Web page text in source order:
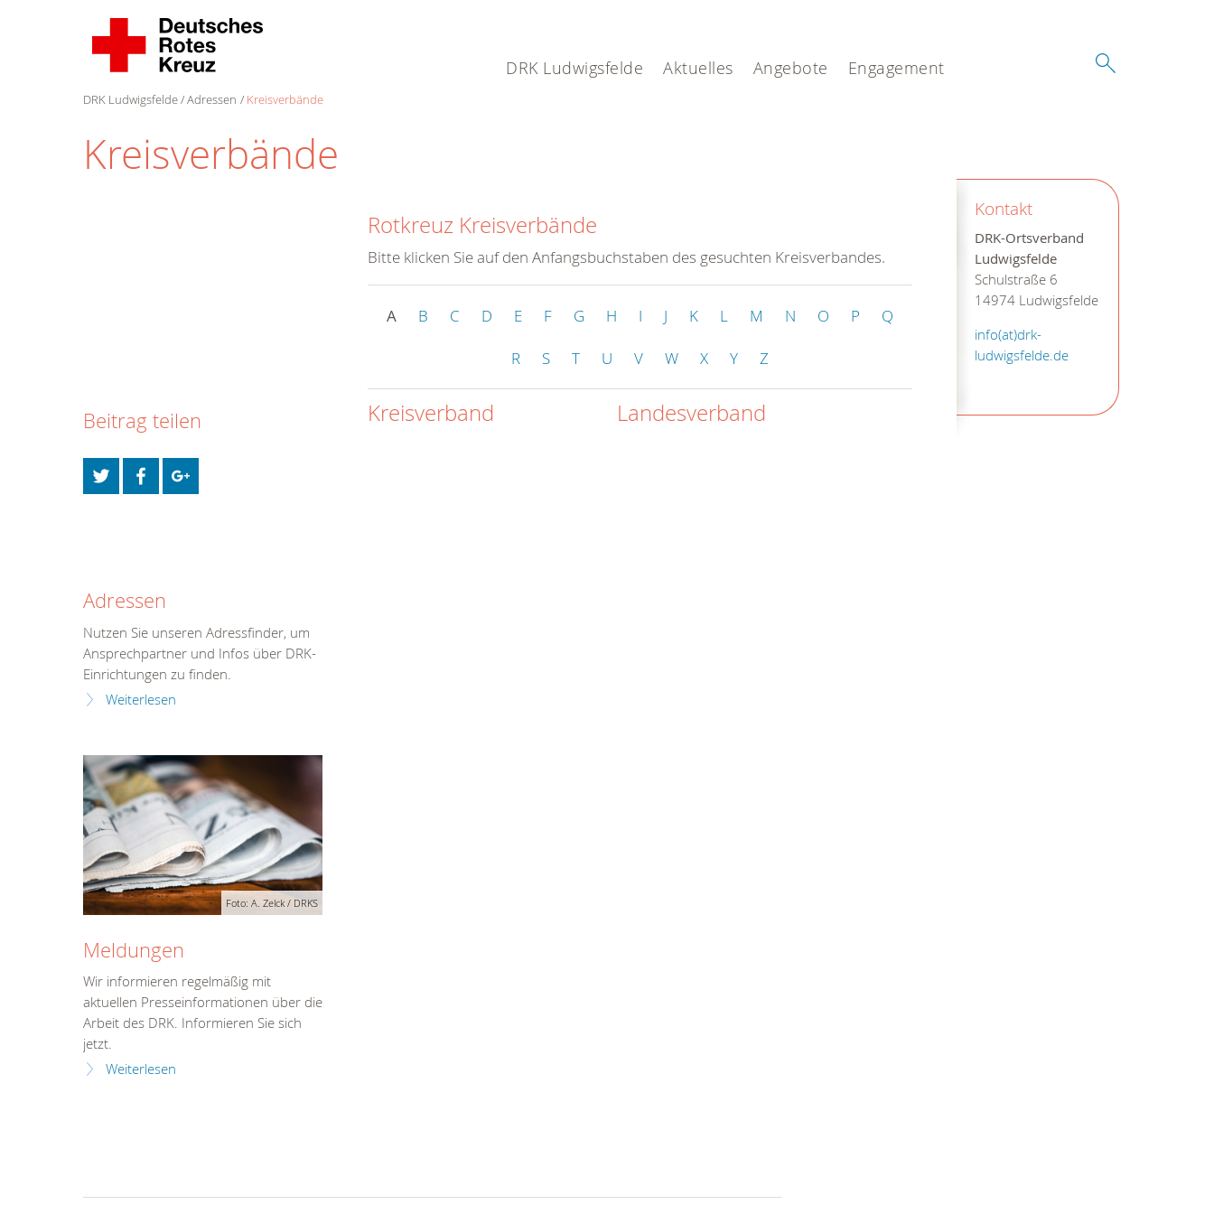
DRK Ludwigsfelde Aktuelles Angebote Engagement
DRK Ludwigsfelde Adressen Kreisverbände
Kreisverbände
Kontakt
DRK-Ortsverband
Ludwigsfelde
Schulstraße 6
14974 Ludwigsfelde
info(at)drk-
ludwigsfelde.de
Rotkreuz Kreisverbände
Bitte klicken Sie auf den Anfangsbuchstaben des gesuchten Kreisverbandes.
A B C D E F G H I J K L M N O P Q
R S T U V W X Y Z
Kreisverband Landesverband
Beitrag teilen
Adressen
Nutzen Sie unseren Adressfinder, um
Ansprechpartner und Infos über DRK-
Einrichtungen zu finden.
Weiterlesen
Foto: A. Zelck / DRKS
Meldungen
Wir informieren regelmäßig mit
aktuellen Presseinformationen über die
Arbeit des DRK. Informieren Sie sich
jetzt.
Weiterlesen